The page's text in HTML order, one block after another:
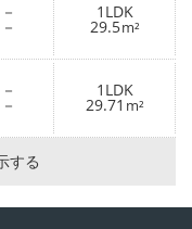
－
－
1LDK
29.5m²
－
－
1LDK
29.71 m²
する